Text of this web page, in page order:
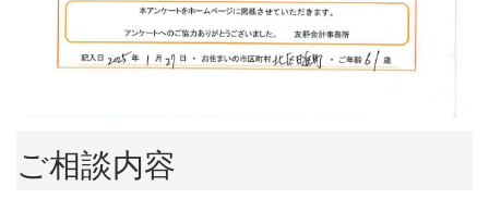
ご相談内容